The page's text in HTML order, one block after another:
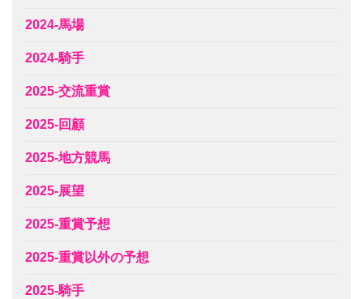
2024-馬場
2024-騎手
2025-交流重賞
2025-回顧
2025-地方競馬
2025-展望
2025-重賞予想
2025-重賞以外の予想
2025-騎手